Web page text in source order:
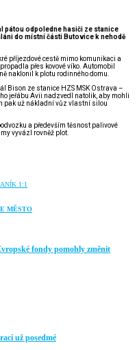
pátou odpoledne hasiči ze stanice
do místní části Butovice k nehodě
příjezdové cestě mimo komunikaci a
přes kovové víko. Automobil
naklonil k plotu rodinného domu.
Bison ze stanice HZS MSK Ostrava –
jeřábu Avii nadzvedl natolik, aby mohli
pak už nákladní vůz vlastní silou
a především těsnost palivové
vyvázl rovněž plot.
1:1
MĚSTO
fondy pomohly změnit
už posedmé